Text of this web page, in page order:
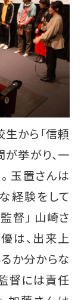
から「信頼
挙がり、一
玉置さんは
経験をして
督」 山崎さ
は、出来上
か分からな
督には責任